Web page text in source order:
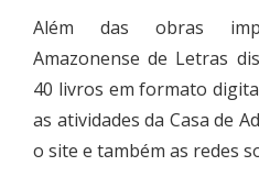
Além das obras
Amazonense de Letras
40 livros em formato
as atividades da Casa de
o site e também as redes